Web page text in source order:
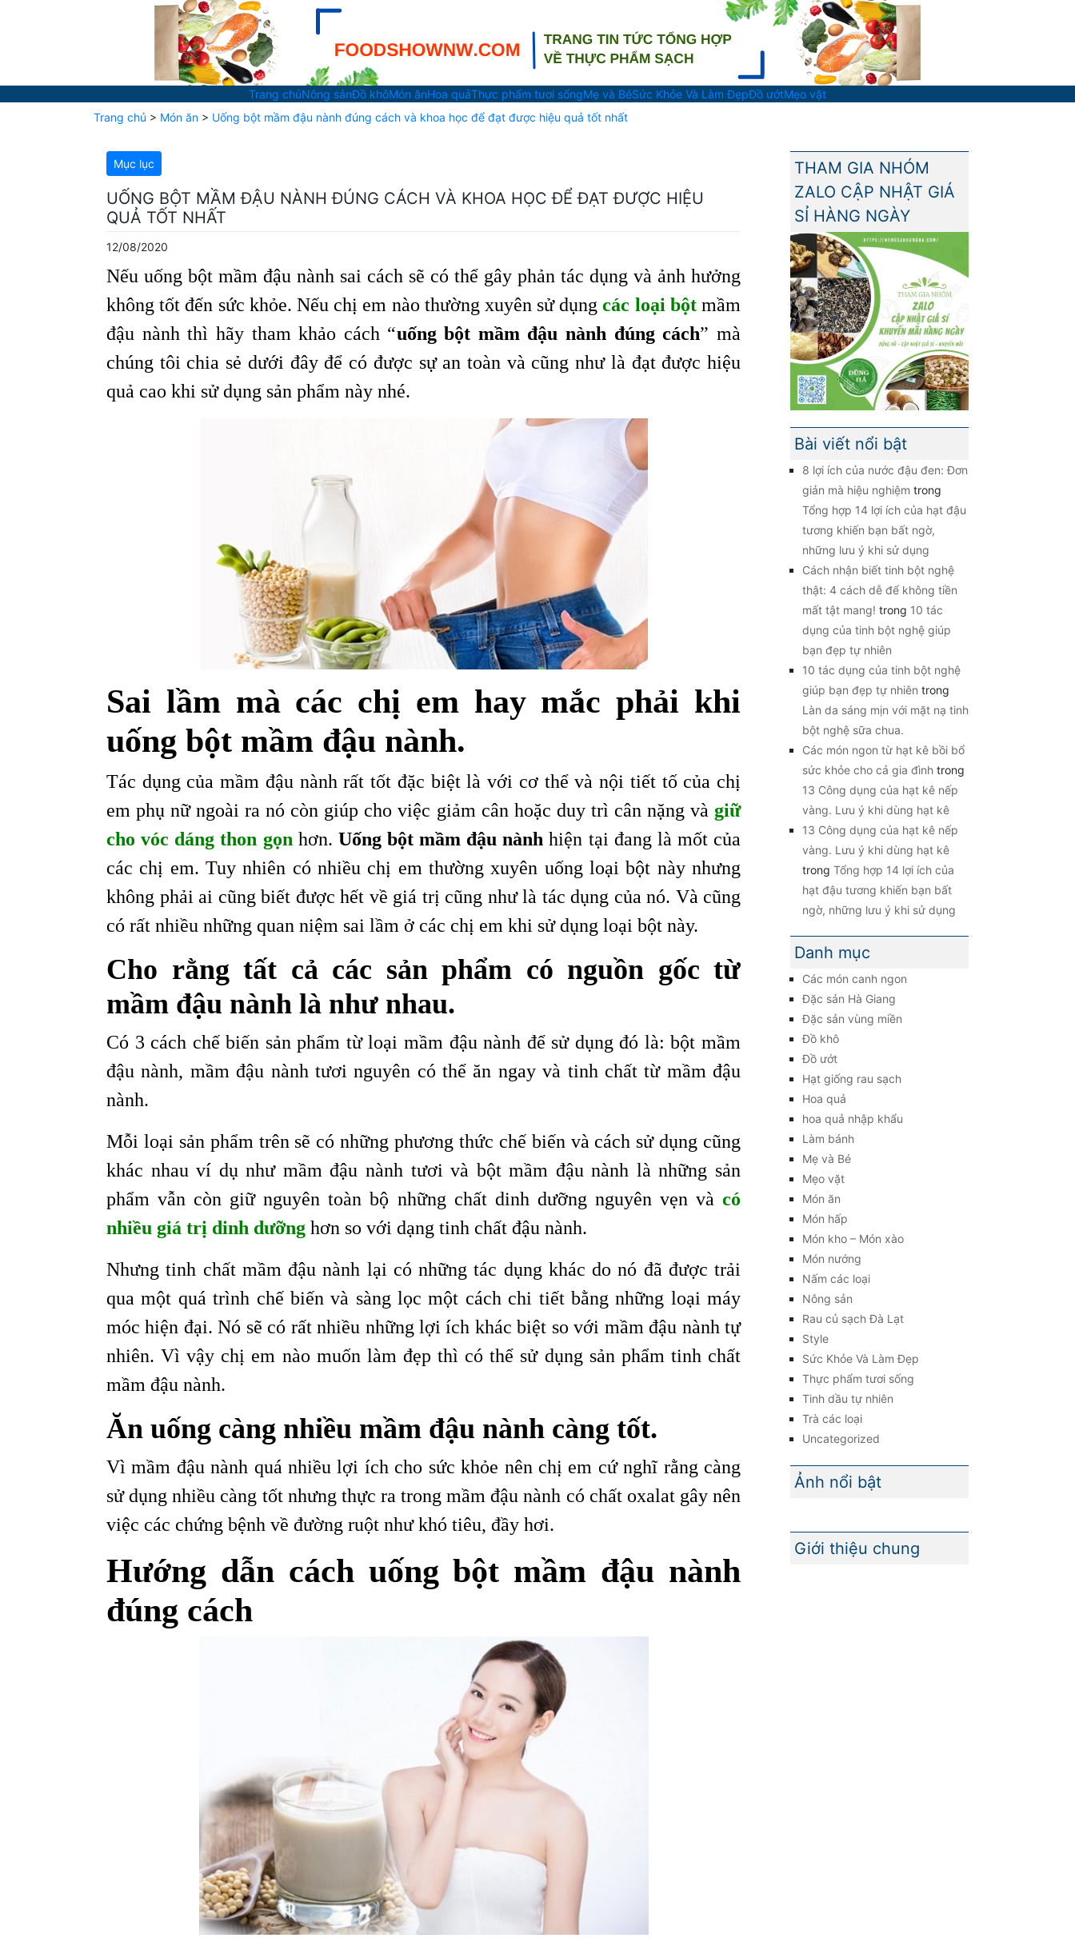
Trang chủNông sảnĐồ khôMón ănHoa quảThực phẩm tươi sốngMẹ và BéSức Khỏe Và Làm ĐẹpĐồ ướtMẹo vặt
Trang chủ > Món ăn > Uống bột mầm đậu nành đúng cách và khoa học để đạt được hiệu quả tốt nhất
Mục lục
UỐNG BỘT MẦM ĐẬU NÀNH ĐÚNG CÁCH VÀ KHOA HỌC ĐỂ ĐẠT ĐƯỢC HIỆU
QUẢ TỐT NHẤT
12/08/2020
Nếu uống bột mầm đậu nành sai cách sẽ có thể gây phản tác dụng và ảnh hưởng
không tốt đến sức khỏe. Nếu chị em nào thường xuyên sử dụngcác loại bộtmầm
đậu nành thì hãy tham khảo cách “uống bột mầm đậu nành đúng cách” mà
chúng tôi chia sẻ dưới đây để có được sự an toàn và cũng như là đạt được hiệu
quả cao khi sử dụng sản phẩm này nhé.
Sai lầm mà các chị em hay mắc phải khi
uống bột mầm đậu nành.
Tác dụng của mầm đậu nành rất tốt đặc biệt là với cơ thể và nội tiết tố của chị
em phụ nữ ngoài ra nó còn giúp cho việc giảm cân hoặc duy trì cân nặng và giữ
cho vóc dáng thon gọn hơn. Uống bột mầm đậu nành hiện tại đang là mốt của
các chị em. Tuy nhiên có nhiều chị em thường xuyên uống loại bột này nhưng
không phải ai cũng biết được hết về giá trị cũng như là tác dụng của nó. Và cũng
có rất nhiều những quan niệm sai lầm ở các chị em khi sử dụng loại bột này.
Cho rằng tất cả các sản phẩm có nguồn gốc từ
mầm đậu nành là như nhau.
Có 3 cách chế biến sản phẩm từ loại mầm đậu nành để sử dụng đó là: bột mầm
đậu nành, mầm đậu nành tươi nguyên có thể ăn ngay và tinh chất từ mầm đậu
nành.
Mỗi loại sản phẩm trên sẽ có những phương thức chế biến và cách sử dụng cũng
khác nhau ví dụ như mầm đậu nành tươi và bột mầm đậu nành là những sản
phẩm vẫn còn giữ nguyên toàn bộ những chất dinh dưỡng nguyên vẹn và có
nhiều giá trị dinh dưỡng hơn so với dạng tinh chất đậu nành.
Nhưng tinh chất mầm đậu nành lại có những tác dụng khác do nó đã được trải
qua một quá trình chế biến và sàng lọc một cách chi tiết bằng những loại máy
móc hiện đại. Nó sẽ có rất nhiều những lợi ích khác biệt so với mầm đậu nành tự
nhiên. Vì vậy chị em nào muốn làm đẹp thì có thể sử dụng sản phẩm tinh chất
mầm đậu nành.
Ăn uống càng nhiều mầm đậu nành càng tốt.
Vì mầm đậu nành quá nhiều lợi ích cho sức khỏe nên chị em cứ nghĩ rằng càng
sử dụng nhiều càng tốt nhưng thực ra trong mầm đậu nành có chất oxalat gây nên
việc các chứng bệnh về đường ruột như khó tiêu, đầy hơi.
Hướng dẫn cách uống bột mầm đậu nành
đúng cách
THAM GIA NHÓM
ZALO CẬP NHẬT GIÁ
SỈ HÀNG NGÀY
Bài viết nổi bật
8 lợi ích của nước đậu đen: Đơn
giản mà hiệu nghiệm trong
Tổng hợp 14 lợi ích của hạt đậu
tương khiến bạn bất ngờ,
những lưu ý khi sử dụng
Cách nhận biết tinh bột nghệ
thật: 4 cách dễ để không tiền
mất tật mang! trong 10 tác
dụng của tinh bột nghệ giúp
bạn đẹp tự nhiên
10 tác dụng của tinh bột nghệ
giúp bạn đẹp tự nhiên trong
Làn da sáng mịn với mặt nạ tinh
bột nghệ sữa chua.
Các món ngon từ hạt kê bồi bổ
sức khỏe cho cả gia đình trong
13 Công dụng của hạt kê nếp
vàng. Lưu ý khi dùng hạt kê
13 Công dụng của hạt kê nếp
vàng. Lưu ý khi dùng hạt kê
trong Tổng hợp 14 lợi ích của
hạt đậu tương khiến bạn bất
ngờ, những lưu ý khi sử dụng
Danh mục
Các món canh ngon
Đặc sản Hà Giang
Đặc sản vùng miền
Đồ khô
Đồ ướt
Hạt giống rau sạch
Hoa quả
hoa quả nhập khẩu
Làm bánh
Mẹ và Bé
Mẹo vặt
Món ăn
Món hấp
Món kho – Món xào
Món nướng
Nấm các loại
Nông sản
Rau củ sạch Đà Lạt
Style
Sức Khỏe Và Làm Đẹp
Thực phẩm tươi sống
Tinh dầu tự nhiên
Trà các loại
Uncategorized
Ảnh nổi bật
Giới thiệu chung